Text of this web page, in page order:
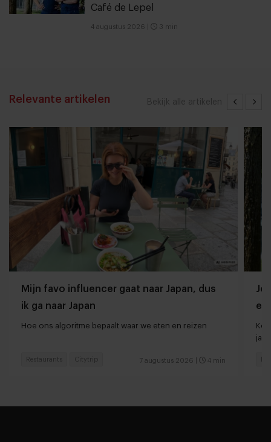
Café de Lepel
4 augustus 2026 3 min
Bekijk alle artikelen
Relevante artikelen
Mijn favo influencer gaat naar Japan, dus
ik ga naar Japan
Hoe ons algoritme bepaalt waar we eten en reizen
7 augustus 2026 4 min
Restaurants Citytrip